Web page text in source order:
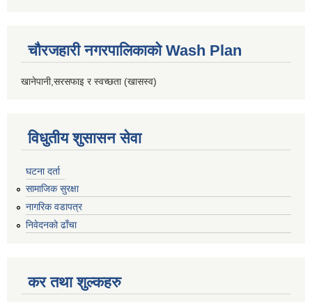
चौरजहारी नगरपालिकाको Wash Plan
खानेपानी,सरसफाइ र स्वच्छता (खासस्व)
विधुतीय शुसासन सेवा
घटना दर्ता
सामाजिक सुरक्षा
नागरिक वडापत्र
निवेदनको ढाँचा
कर तथा शुल्कहरु